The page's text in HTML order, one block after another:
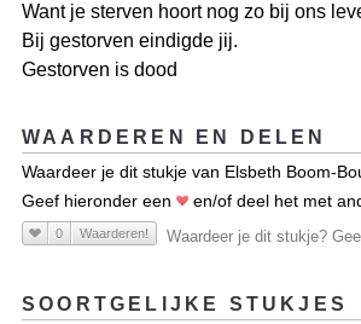
Want je sterven hoort nog zo bij ons
Bij gestorven eindigde jij.
Gestorven is dood
WAARDEREN EN DELEN
Waardeer je dit stukje van Elsbeth Boom-
Geef hieronder een
en/of deel het met
0 Waarderen! Waardeer je dit stukje?
SOORTGELIJKE STUKJES